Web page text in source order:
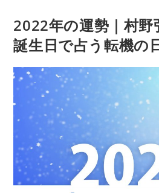
開
日:
カ
テ
ゴ
リ
ー:
2022年の運勢｜村野
誕生日で占う転機の